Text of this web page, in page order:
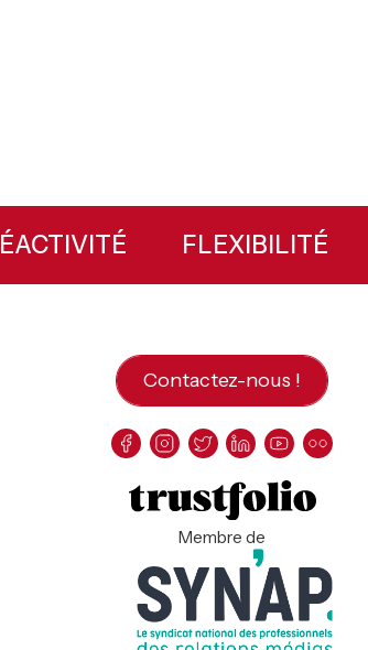
RÉACTIVITÉ FLEXIBILITÉ
Contactez-nous !
Membre de